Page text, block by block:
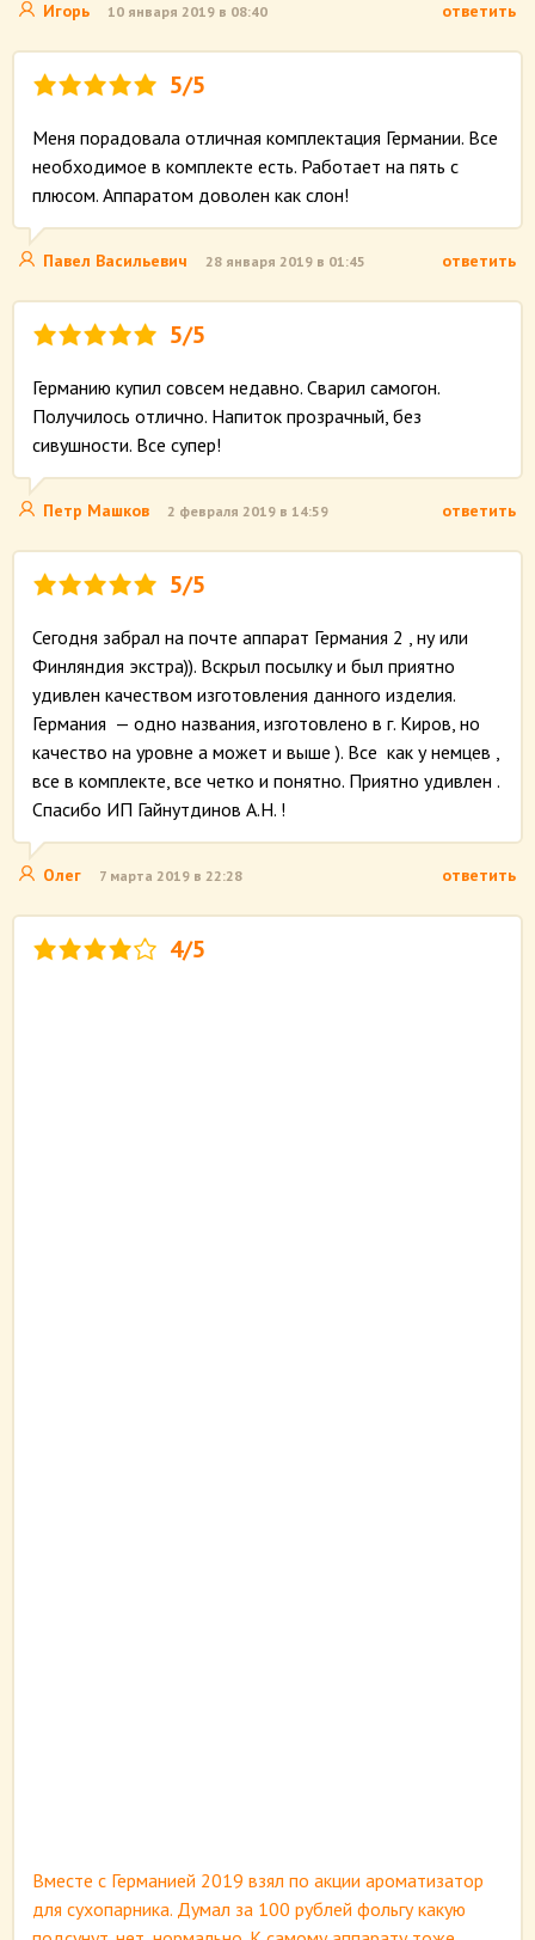
Игорь 10 января 2019 в 08:40 ответить
5/5
Меня порадовала отличная комплектация Германии. Все
необходимое в комплекте есть. Работает на пять с
плюсом. Аппаратом доволен как слон!
Павел Васильевич 28 января 2019 в 01:45 ответить
5/5
Германию купил совсем недавно. Сварил самогон.
Получилось отлично. Напиток прозрачный, без
сивушности. Все супер!
Петр Машков 2 февраля 2019 в 14:59 ответить
5/5
Сегодня забрал на почте аппарат Германия 2 , ну или
Финляндия экстра)). Вскрыл посылку и был приятно
удивлен качеством изготовления данного изделия.
Германия — одно названия, изготовлено в г. Киров, но
качество на уровне а может и выше ). Все как у немцев ,
все в комплекте, все четко и понятно. Приятно удивлен .
Спасибо ИП Гайнутдинов А.Н. !
Олег 7 марта 2019 в 22:28 ответить
4/5
Вместе с Германией 2019 взял по акции ароматизатор
для сухопарника. Думал за 100 рублей фольгу какую